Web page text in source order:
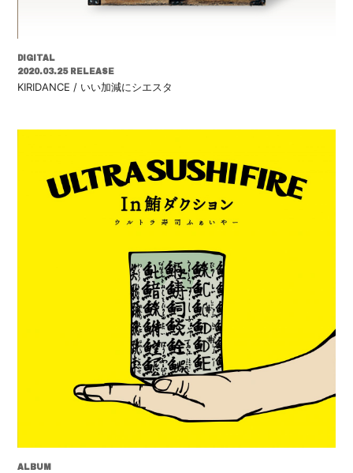
DIGITAL
2020.03.25 RELEASE
KIRIDANCE / いい加減にシエスタ
ALBUM